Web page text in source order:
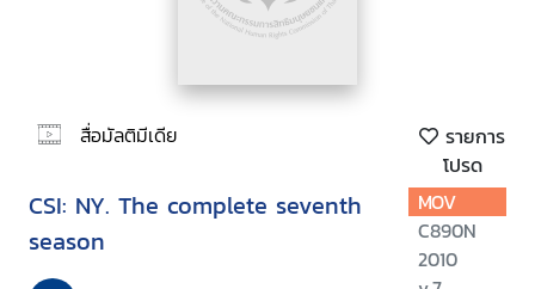
สื่อมัลติมีเดีย
รายการ
โปรด
CSI: NY. The complete seventh
season
MOV
C890N
2010